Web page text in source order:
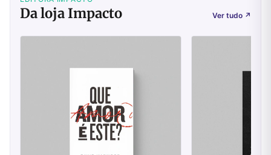
Da loja Impacto Ver tudo ↗